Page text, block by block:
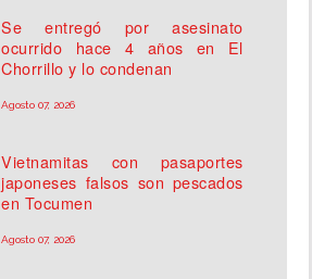
Se entregó por asesinato
ocurrido hace 4 años en El
Chorrillo y lo condenan
Agosto 07, 2026
Vietnamitas con pasaportes
japoneses falsos son pescados
en Tocumen
Agosto 07, 2026